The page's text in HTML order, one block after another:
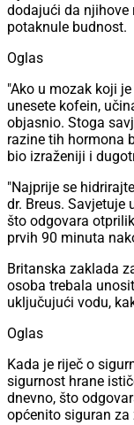
dodajući da njihove
potaknule budnost.
Oglas
"Ako u mozak koji
unesete kofein,
objasnio. Stoga
razine tih hormona
bio izraženiji i
"Najprije se
dr. Breus.
što odgovara
prvih 90 minuta
Britanska zaklada
osoba trebala
uključujući vodu,
Oglas
Kada je riječ o
sigurnost hrane
dnevno, što
općenito siguran za